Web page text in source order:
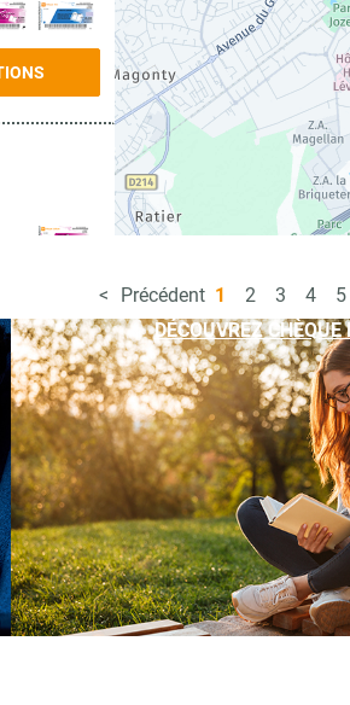
Précédent 1 2 3 4 5
DÉCOUVREZ CHÈQUE